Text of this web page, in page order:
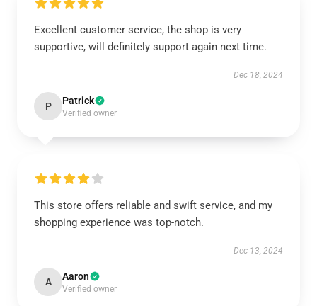
Excellent customer service, the shop is very
supportive, will definitely support again next time.
Dec 18, 2024
P Patrick
Verified owner
This store offers reliable and swift service, and my
shopping experience was top-notch.
Dec 13, 2024
A Aaron
Verified owner